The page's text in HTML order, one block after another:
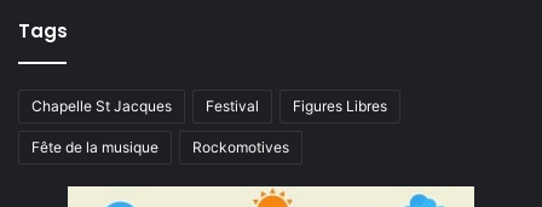
Tags
Chapelle St Jacques Festival Figures Libres
Fête de la musique Rockomotives